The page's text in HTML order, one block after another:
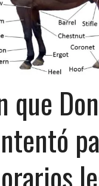
que